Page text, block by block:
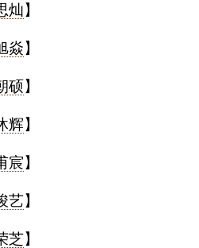
灿】
焱】
硕 】
辉】
宸】
艺】
芝】